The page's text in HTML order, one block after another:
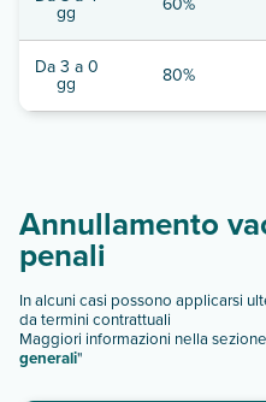
gg
Da 3 a 0
gg 80%
Annullamento
penali
In alcuni casi possono applicarsi
da termini contrattuali
Maggiori informazioni nella
generali"